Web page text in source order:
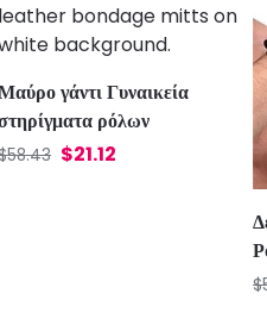
γάντι Γυναικεία
ρόλων
58.43 $21.12
$